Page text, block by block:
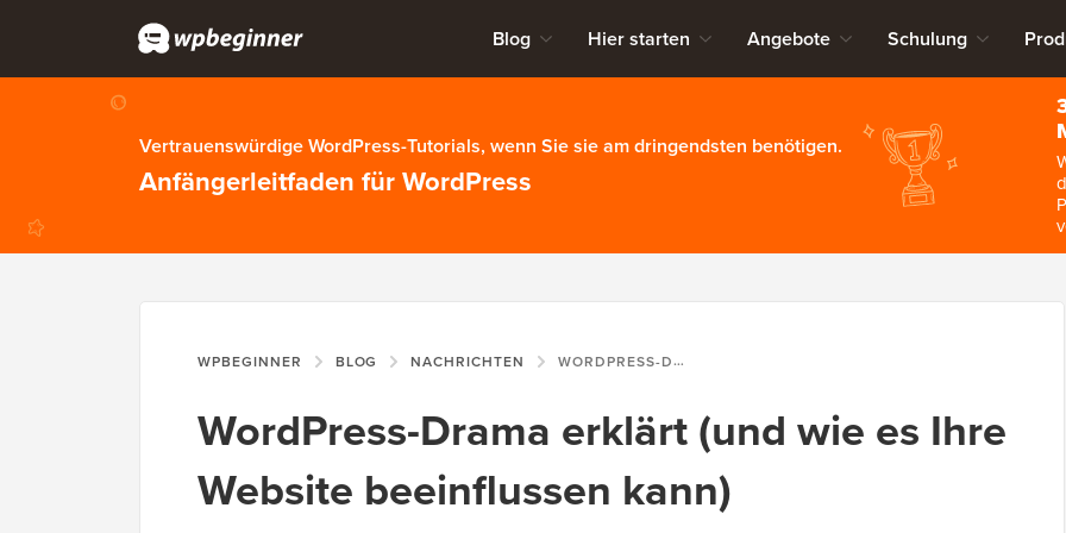
Blog Hier starten Angebote Schulung
Vertrauenswürdige WordPress-Tutorials, wenn Sie sie am dringendsten benötigen.
Anfängerleitfaden für WordPress
WPBEGINNER BLOG NACHRICHTEN WORDPRESS-DRAMA ERKLÄRT (UND WIE ES IHRE WEBSITE BEEINFLUSSEN KANN)
WordPress-Drama erklärt (und wie es Ihre
Website beeinflussen kann)